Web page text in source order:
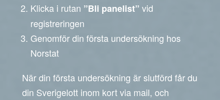
Klicka i rutan ”Bli panelist” vid
registreringen
Genomför din första undersökning hos
Norstat
När din första undersökning är slutförd får du
din Sverigelott inom kort via mail, och